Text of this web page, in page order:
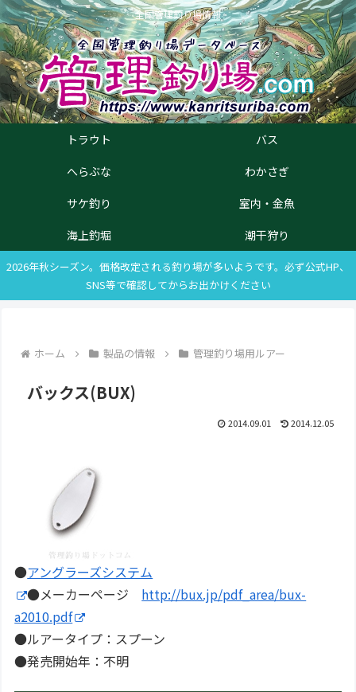
全国管理釣り場情報
トラウト
バス
へらぶな
わかさぎ
サケ釣り
室内・金魚
海上釣堀
潮干狩り
2026年秋シーズン。価格改定される釣り場が多いようです。必ず公式HP、
SNS等で確認してからお出かけください
ホーム 製品の情報 管理釣り場用ルアー
バックス(BUX)
2014.09.01 2014.12.05
●アングラーズシステム
●メーカーページ http://bux.jp/pdf_area/bux-
a2010.pdf
●ルアータイプ：スプーン
●発売開始年：不明